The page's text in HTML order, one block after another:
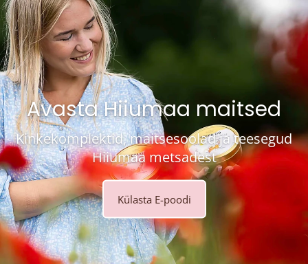
Avasta Hiiumaa maitsed
Kinkekomplektid, maitsesoolad ja teesegud
Hiiumaa metsadest
Külasta E-poodi